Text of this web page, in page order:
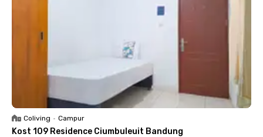
Coliving • Campur
Kost 109 Residence Ciumbuleuit Bandung